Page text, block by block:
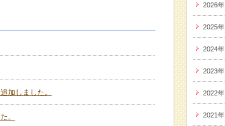
加しました。
。
2026年
2025年
2024年
2023年
2022年
2021年